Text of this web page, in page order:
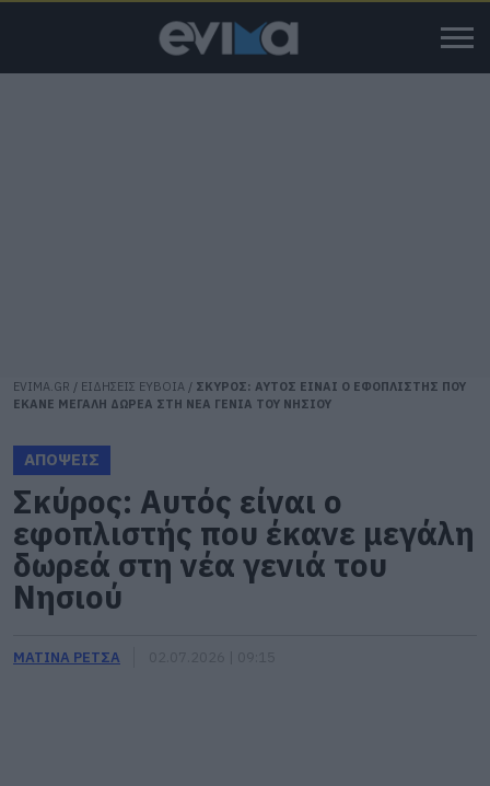
EVIMA.GR / ΕΙΔΗΣΕΙΣ ΕΥΒΟΙΑ / ΣΚΥΡΟΣ: ΑΥΤΟΣ ΕΙΝΑΙ Ο ΕΦΟΠΛΙΣΤΗΣ ΠΟΥ
ΕΚΑΝΕ ΜΕΓΑΛΗ ΔΩΡΕΑ ΣΤΗ ΝΕΑ ΓΕΝΙΑ ΤΟΥ ΝΗΣΙΟΥ
ΑΠΟΨΕΙΣ
Σκύρος: Αυτός είναι ο
εφοπλιστής που έκανε μεγάλη
δωρεά στη νέα γενιά του
Νησιού
ΜΑΤΙΝΑ ΡΕΤΣΑ